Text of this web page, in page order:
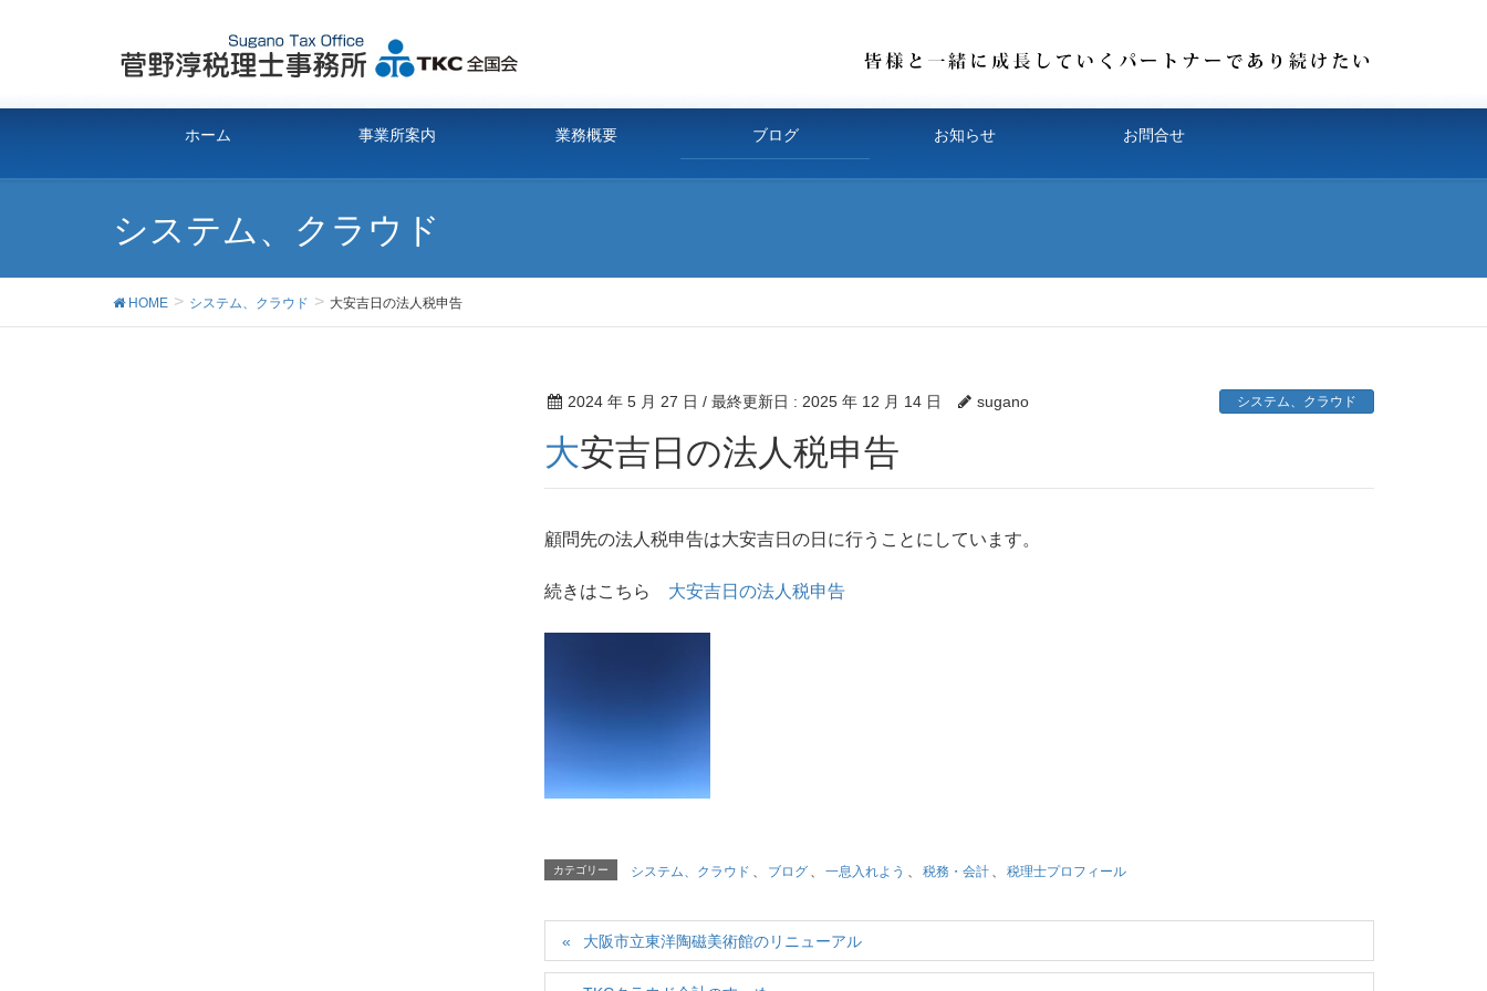
ホーム 事業所案内 業務概要 ブログ お知らせ お問合せ
システム、クラウド
HOME システム、クラウド 大安吉日の法人税申告
2024 年 5 月 27 日 / 最終更新日 : 2025 年 12 月 14 日 sugano システム、クラウド
大安吉日の法人税申告
顧問先の法人税申告は大安吉日の日に行うことにしています。
続きはこちら 大安吉日の法人税申告
カテゴリー システム、クラウド 、 ブログ 、 一息入れよう 、 税務・会計 、 税理士プロフィール
大阪市立東洋陶磁美術館のリニューアル